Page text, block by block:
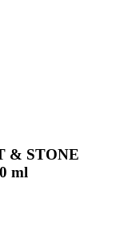
& STONE
ml